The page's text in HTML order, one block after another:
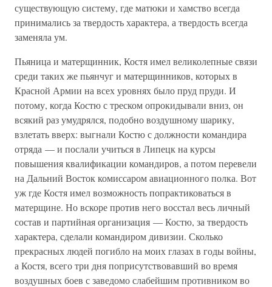
существующую систему, где матюки и хамство всегда
принимались за твердость характера, а твердость всегда
заменяла ум.
Пьяница и матерщинник, Костя имел великолепные связи
среди таких же пьянчуг и матерщинников, которых в
Красной Армии на всех уровнях было пруд пруди. И
потому, когда Костю с треском опрокидывали вниз, он
всякий раз умудрялся, подобно воздушному шарику,
взлетать вверх: выгнали Костю с должности командира
отряда — и послали учиться в Липецк на курсы
повышения квалификации командиров, а потом перевели
на Дальний Восток комиссаром авиационного полка. Вот
уж где Костя имел возможность попрактиковаться в
матерщине. Но вскоре против него восстал весь личный
состав и партийная организация — Костю, за твердость
характера, сделали командиром дивизии. Сколько
прекрасных людей погибло на моих глазах в годы войны,
а Костя, всего три дня поприсутствовавший во время
воздушных боев с заведомо слабейшим противником во